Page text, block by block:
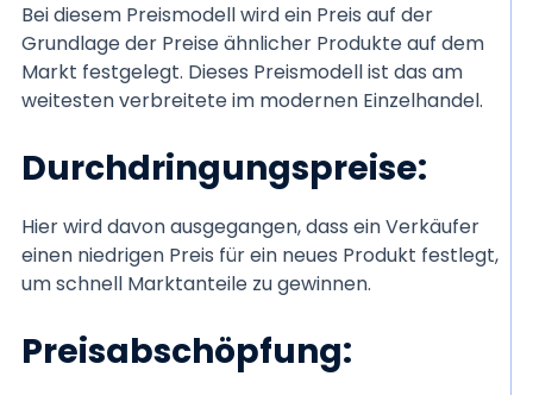
Bei diesem Preismodell wird ein Preis auf der
Grundlage der Preise ähnlicher Produkte auf dem
Markt festgelegt. Dieses Preismodell ist das am
weitesten verbreitete im modernen Einzelhandel.
Durchdringungspreise:
Hier wird davon ausgegangen, dass ein Verkäufer
einen niedrigen Preis für ein neues Produkt festlegt,
um schnell Marktanteile zu gewinnen.
Preisabschöpfung: